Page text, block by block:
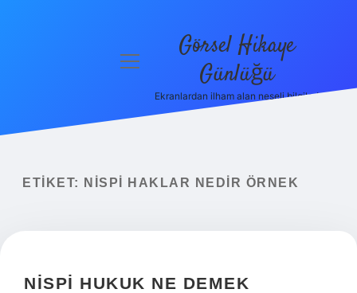
menüyü
Görsel Hikaye
Günlüğü
Ekranlardan ilham alan neşeli bilgiler!
ETIKET: NISPI HAKLAR NEDIR ÖRNEK
NISPI HUKUK NE DEMEK